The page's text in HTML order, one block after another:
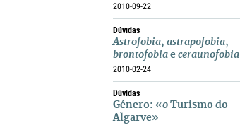
2010-09-22
Dúvidas
Astrofobia, astrapofobia,
brontofobia e ceraunofobia
2010-02-24
Dúvidas
Género: «o Turismo do
Algarve»